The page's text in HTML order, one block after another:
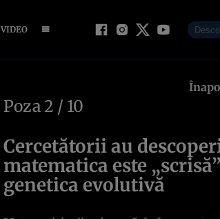
VIDEO
Poza2 / 10
Cercetătorii au
matematica este
genetica evolutivă